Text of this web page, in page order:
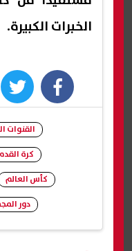
الخبرات الكبيرة.
facebook
القنوات
كرة
كأس العالم
دور